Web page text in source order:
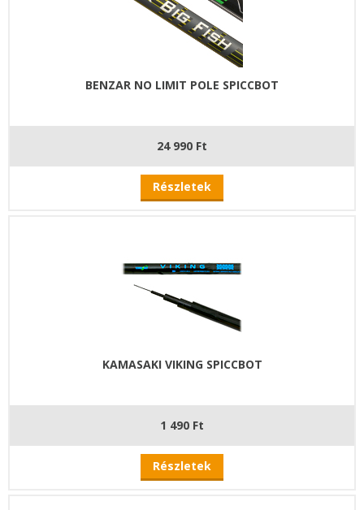
BENZAR NO LIMIT POLE SPICCBOT
24 990 Ft
Részletek
KAMASAKI VIKING SPICCBOT
1 490 Ft
Részletek